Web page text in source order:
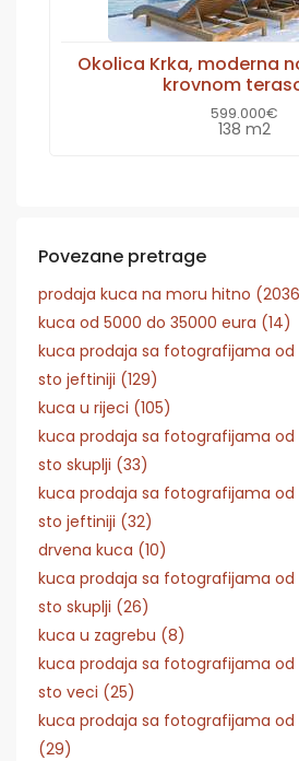
Okolica Krka, moderna
krovnom
599.000€
138 m2
Povezane pretrage
prodaja kuca na moru hitno
kuca od 5000 do 35000 eura (14)
kuca prodaja sa fotografijama od
sto jeftiniji (129)
kuca u rijeci (105)
kuca prodaja sa fotografijama od
sto skuplji (33)
kuca prodaja sa fotografijama od
sto jeftiniji (32)
drvena kuca (10)
kuca prodaja sa fotografijama
sto skuplji (26)
kuca u zagrebu (8)
kuca prodaja sa fotografijama
sto veci (25)
kuca prodaja sa fotografijama od
(29)